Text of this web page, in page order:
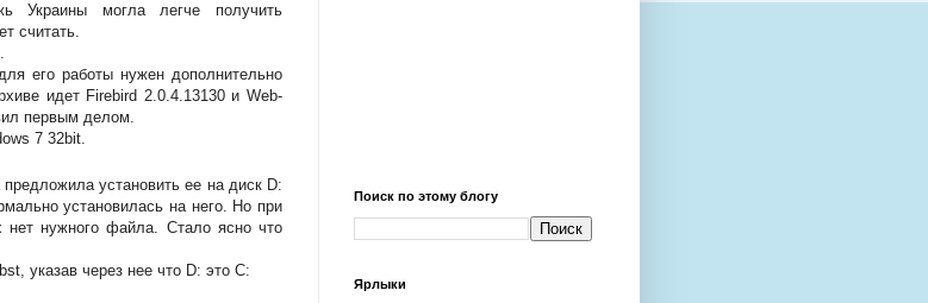
Украины могла легче получить
считать.
.
его работы нужен дополнительно
идет Firebird 2.0.4.13130 и Web-
первым делом.
7 32bit.
установить ее на диск D:
установилась на него. Но при
нет нужного файла. Стало ясно что
указав через нее что D: это C:
Поиск по этому блогу
Ярлыки